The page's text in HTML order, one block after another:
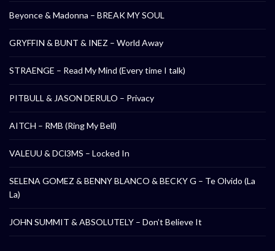
Beyonce & Madonna – BREAK MY SOUL
GRYFFIN & BUNT & INEZ – World Away
STRAENGE – Read My Mind (Every time I talk)
PITBULL & JASON DERULO – Privacy
AITCH – RMB (Ring My Bell)
VALEUU & DCl3MS – Locked In
SELENA GOMEZ & BENNY BLANCO & BECKY G – Te Olvido (La
La)
JOHN SUMMIT & ABSOLUTELY – Don’t Believe It